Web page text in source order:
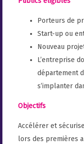
Porteurs de
Start-up ou
Nouveau
L’entreprise
département
s’implanter
Objectifs
Accélérer et
lors des premières